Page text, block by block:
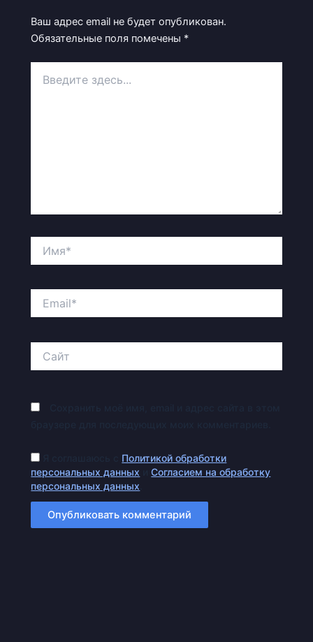
Ваш адрес email не будет опубликован.
Обязательные поля помечены *
здесь...
Политикой обработки
персональных данных иСогласием на обработку
персональных данных